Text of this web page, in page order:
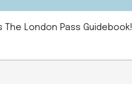
London Pass Guidebook!